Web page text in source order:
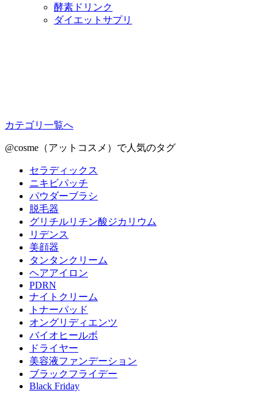
酵素ドリンク
ダイエットサプリ
カテゴリ一覧へ
@cosme（アットコスメ）で人気のタグ
セラディックス
ニキビパッチ
パウダーブラシ
脱毛器
グリチルリチン酸ジカリウム
リデンス
美顔器
タンタンクリーム
ヘアアイロン
PDRN
ナイトクリーム
トナーパッド
オングリディエンツ
バイオヒールボ
ドライヤー
美容液ファンデーション
ブラックフライデー
Black Friday